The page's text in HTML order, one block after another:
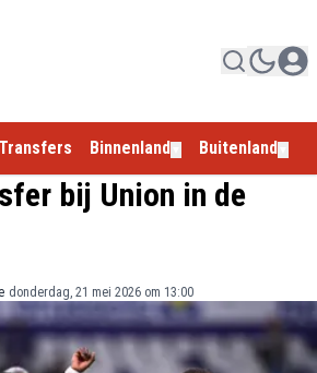
Transfers Binnenland Buitenland
bij Union in de
donderdag, 21 mei 2026 om 13:00